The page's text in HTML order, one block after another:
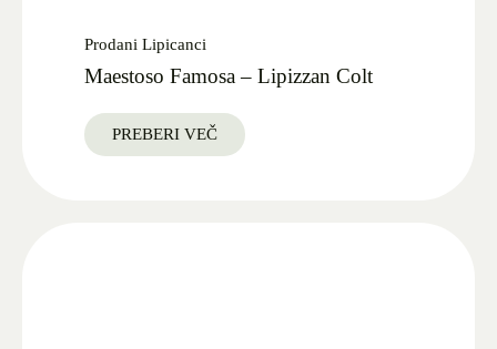
Prodani Lipicanci
Maestoso Famosa – Lipizzan Colt
PREBERI VEČ